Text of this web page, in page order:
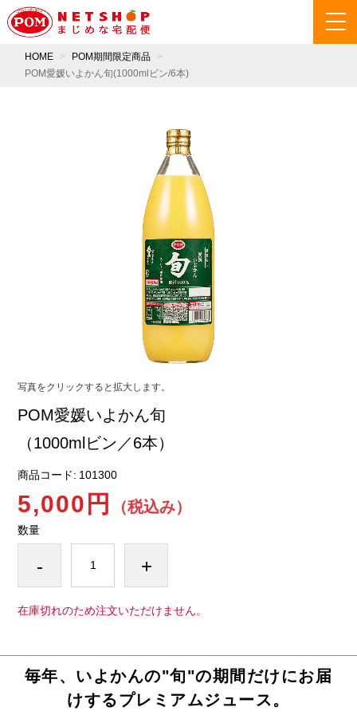
HOME
POM期間限定商品
POM愛媛いよかん旬(1000mlビン/6本)
写真をクリックすると拡大します。
POM愛媛いよかん旬
（1000mlビン／6本）
商品コード: 101300
5,000円 （税込み）
数量
- +
在庫切れのため注文いただけません。
毎年、いよかんの"旬"の期間だけにお届
けするプレミアムジュース。